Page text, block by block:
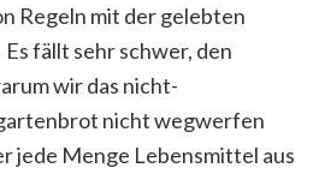
Regeln mit der gelebten
fällt sehr schwer, den
wir das nicht-
nicht wegwerfen
jede Menge Lebensmittel aus